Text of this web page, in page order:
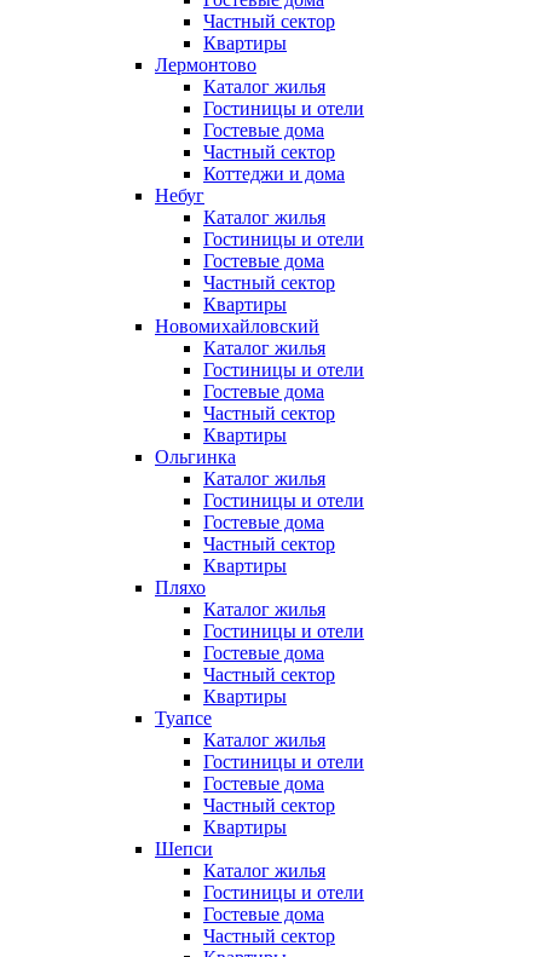
Частный сектор
Квартиры
Лермонтово
Каталог жилья
Гостиницы и отели
Гостевые дома
Частный сектор
Коттеджи и дома
Небуг
Каталог жилья
Гостиницы и отели
Гостевые дома
Частный сектор
Квартиры
Новомихайловский
Каталог жилья
Гостиницы и отели
Гостевые дома
Частный сектор
Квартиры
Ольгинка
Каталог жилья
Гостиницы и отели
Гостевые дома
Частный сектор
Квартиры
Пляхо
Каталог жилья
Гостиницы и отели
Гостевые дома
Частный сектор
Квартиры
Туапсе
Каталог жилья
Гостиницы и отели
Гостевые дома
Частный сектор
Квартиры
Шепси
Каталог жилья
Гостиницы и отели
Гостевые дома
Частный сектор